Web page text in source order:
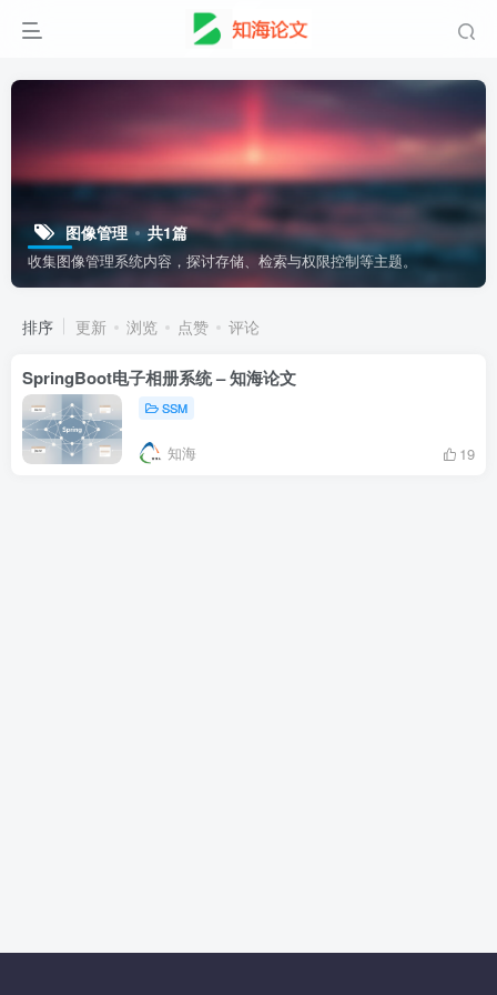
图像管理 共1篇
收集图像管理系统内容，探讨存储、检索与权限控制等主题。
排序 更新 浏览 点赞 评论
SpringBoot电子相册系统 – 知海论文
SSM
知海 19